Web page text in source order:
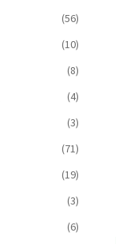
(56)
(10)
(8)
(4)
(3)
(71)
(19)
(3)
(6)